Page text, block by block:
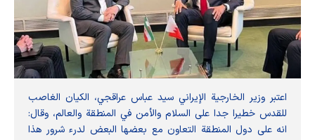
اعتبر وزير الخارجية الإيراني سيد عباس عراقجي، الكيان الغاصب
للقدس خطيرا جدا على السلام والأمن في المنطقة والعالم، وقال:
انه على دول المنطقة التعاون مع بعضها البعض لدرء شرور هذا